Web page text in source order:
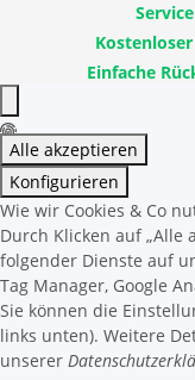
Einfache
Alle akzeptieren
Konfigurieren
Wie wir Cookies & Co
Durch Klicken auf „Alle
folgender Dienste auf
Tag Manager, Google
Sie können die
links unten). Weitere
unserer